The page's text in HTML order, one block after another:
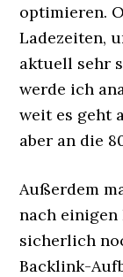
optimieren.
Ladezeiten,
aktuell sehr
werde ich
weit es geht
aber an die
Außerdem
nach einigen
sicherlich
Backlink-